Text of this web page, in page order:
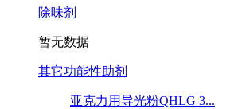
除味剂
暂无数据
其它功能性助剂
亚克力用导光粉QHLG 3...